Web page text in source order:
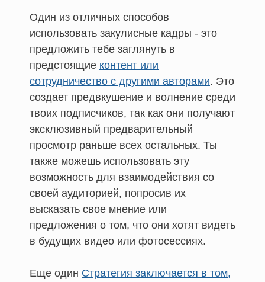
Один из отличных способов
использовать закулисные кадры - это
предложить тебе заглянуть в
предстоящие контент или
сотрудничество с другими авторами. Это
создает предвкушение и волнение среди
твоих подписчиков, так как они получают
эксклюзивный предварительный
просмотр раньше всех остальных. Ты
также можешь использовать эту
возможность для взаимодействия со
своей аудиторией, попросив их
высказать свое мнение или
предложения о том, что они хотят видеть
в будущих видео или фотосессиях.
Еще один Стратегия заключается в том,